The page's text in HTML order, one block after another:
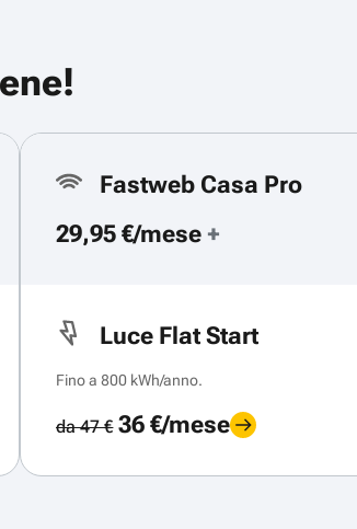
Fastweb Casa Pro
29,95 €/mese +
Luce Flat Start
Fino a 800 kWh/anno.
da 47 €36 €/mese